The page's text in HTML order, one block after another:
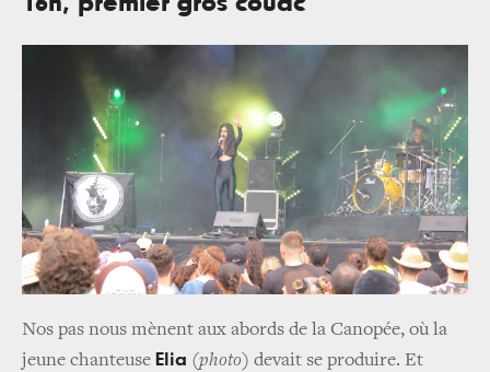
Nos pas nous mènent aux abords de la Canopée, où la
jeune chanteuse Elia (photo) devait se produire. Et